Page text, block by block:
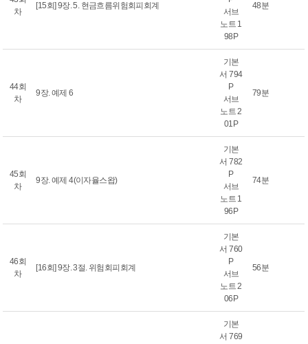
차
[15회] 9장. 5. 현금흐름위험회피회계
서브
노트 1
98P
48분
44회
차
9장. 예제 6
기본
서 794
P
서브
노트 2
01P
79분
45회
차
9장. 예제 4(이자율스왑)
기본
서 782
P
서브
노트 1
96P
74분
46회
차
[16회] 9장. 3절. 위험회피회계
기본
서 760
P
서브
노트 2
06P
56분
기본
서 769